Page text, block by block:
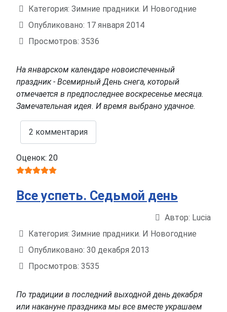
Категория: Зимние прадники. И Новогодние
Опубликовано: 17 января 2014
Просмотров: 3536
На январском календаре новоиспеченный
праздник - Всемирный День cнега, который
отмечается в предпоследнее воскресенье месяца.
Замечательная идея. И время выбрано удачное.
2 комментария
Оценок: 20
Все успеть. Седьмой день
Автор: Lucia
Категория: Зимние прадники. И Новогодние
Опубликовано: 30 декабря 2013
Просмотров: 3535
По традиции в последний выходной день декабря
или накануне праздника мы все вместе украшаем